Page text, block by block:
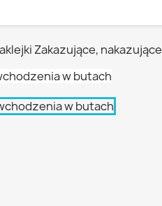
Zakazujące, nakazujące